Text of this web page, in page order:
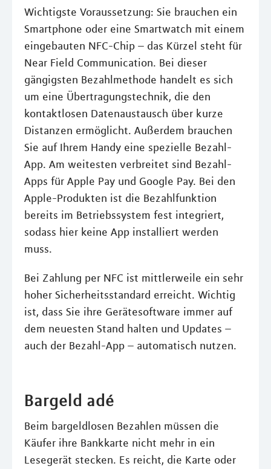
Wichtigste Voraussetzung: Sie brauchen ein
Smartphone oder eine Smartwatch mit einem
eingebauten NFC-Chip – das Kürzel steht für
Near Field Communication. Bei dieser
gängigsten Bezahlmethode handelt es sich
um eine Übertragungstechnik, die den
kontaktlosen Datenaustausch über kurze
Distanzen ermöglicht. Außerdem brauchen
Sie auf Ihrem Handy eine spezielle Bezahl-
App. Am weitesten verbreitet sind Bezahl-
Apps für Apple Pay und Google Pay. Bei den
Apple-Produkten ist die Bezahlfunktion
bereits im Betriebssystem fest integriert,
sodass hier keine App installiert werden
muss.
Bei Zahlung per NFC ist mittlerweile ein sehr
hoher Sicherheitsstandard erreicht. Wichtig
ist, dass Sie ihre Gerätesoftware immer auf
dem neuesten Stand halten und Updates –
auch der Bezahl-App – automatisch nutzen.
Bargeld adé
Beim bargeldlosen Bezahlen müssen die
Käufer ihre Bankkarte nicht mehr in ein
Lesegerät stecken. Es reicht, die Karte oder